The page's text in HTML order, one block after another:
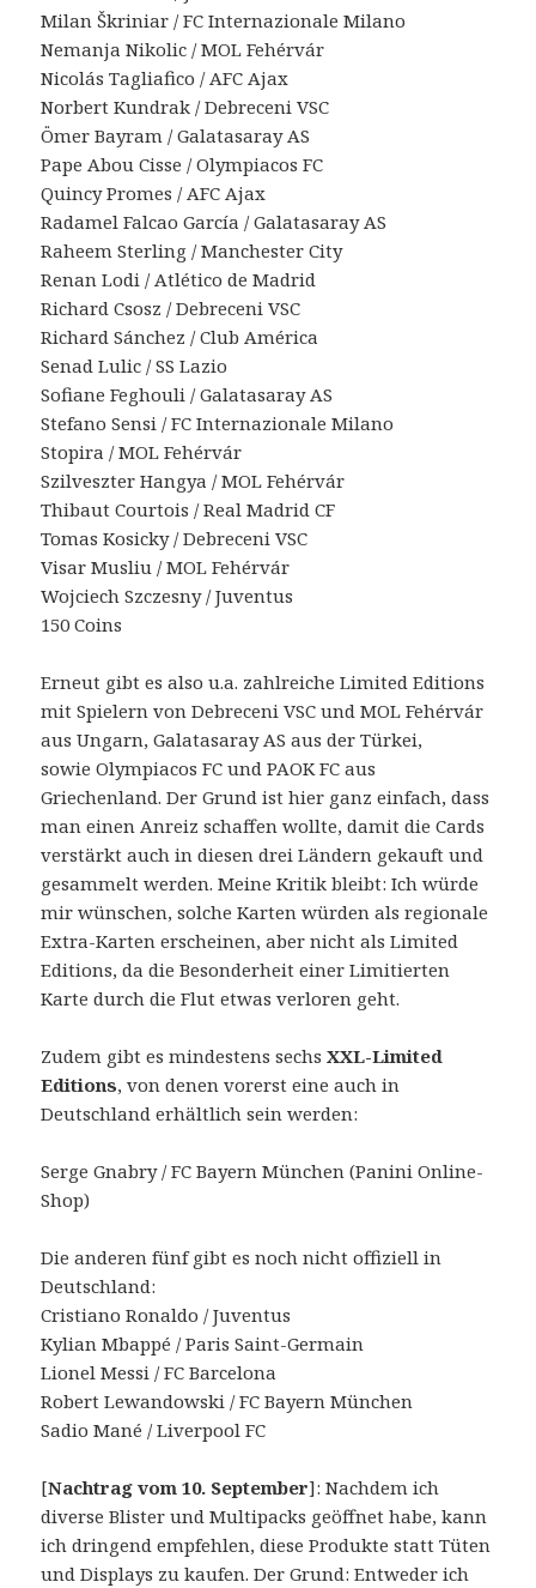
Milan Škriniar / FC Internazionale Milano
Nemanja Nikolic / MOL Fehérvár
Nicolás Tagliafico / AFC Ajax
Norbert Kundrak / Debreceni VSC
Ömer Bayram / Galatasaray AS
Pape Abou Cisse / Olympiacos FC
Quincy Promes / AFC Ajax
Radamel Falcao García / Galatasaray AS
Raheem Sterling / Manchester City
Renan Lodi / Atlético de Madrid
Richard Csosz / Debreceni VSC
Richard Sánchez / Club América
Senad Lulic / SS Lazio
Sofiane Feghouli / Galatasaray AS
Stefano Sensi / FC Internazionale Milano
Stopira / MOL Fehérvár
Szilveszter Hangya / MOL Fehérvár
Thibaut Courtois / Real Madrid CF
Tomas Kosicky / Debreceni VSC
Visar Musliu / MOL Fehérvár
Wojciech Szczesny / Juventus
150 Coins
Erneut gibt es also u.a. zahlreiche Limited Editions
mit Spielern von Debreceni VSC und MOL Fehérvár
aus Ungarn, Galatasaray AS aus der Türkei,
sowie Olympiacos FC und PAOK FC aus
Griechenland. Der Grund ist hier ganz einfach, dass
man einen Anreiz schaffen wollte, damit die Cards
verstärkt auch in diesen drei Ländern gekauft und
gesammelt werden. Meine Kritik bleibt: Ich würde
mir wünschen, solche Karten würden als regionale
Extra-Karten erscheinen, aber nicht als Limited
Editions, da die Besonderheit einer Limitierten
Karte durch die Flut etwas verloren geht.
Zudem gibt es mindestens sechsXXL-Limited
Editions, von denen vorerst eine auch in
Deutschland erhältlich sein werden:
Serge Gnabry / FC Bayern München (Panini Online-
Shop)
Die anderen fünf gibt es noch nicht offiziell in
Deutschland:
Cristiano Ronaldo / Juventus
Kylian Mbappé / Paris Saint-Germain
Lionel Messi / FC Barcelona
Robert Lewandowski / FC Bayern München
Sadio Mané / Liverpool FC
[Nachtrag vom 10. September]: Nachdem ich
diverse Blister und Multipacks geöffnet habe, kann
ich dringend empfehlen, diese Produkte statt Tüten
und Displays zu kaufen. Der Grund: Entweder ich